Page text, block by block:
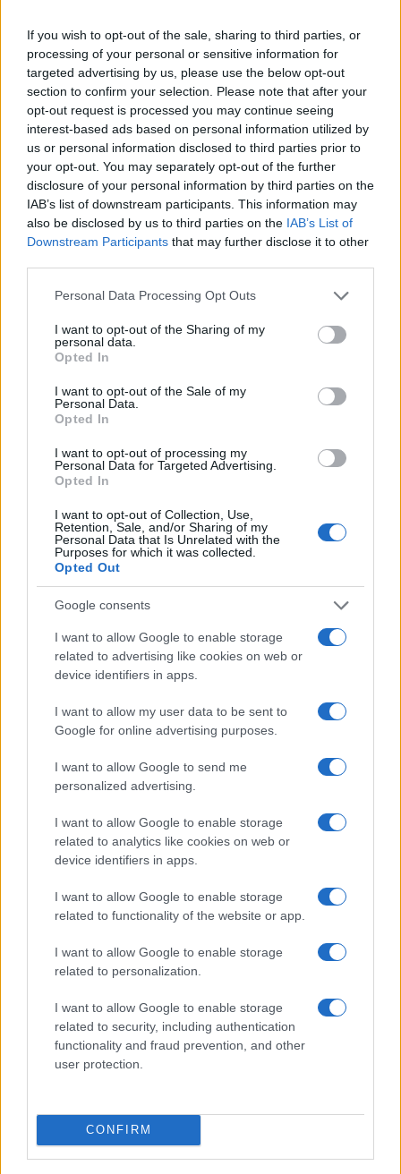
If you wish to opt-out of the sale, sharing to third parties, or
processing of your personal or sensitive information for
targeted advertising by us, please use the below opt-out
section to confirm your selection. Please note that after your
opt-out request is processed you may continue seeing
interest-based ads based on personal information utilized by
us or personal information disclosed to third parties prior to
your opt-out. You may separately opt-out of the further
disclosure of your personal information by third parties on the
IAB’s list of downstream participants. This information may
also be disclosed by us to third parties on the IAB’s List of
Downstream Participants that may further disclose it to other
Please note that this website/app uses one or more Google
not limited to your visit or usage behaviour. You may click to
grant or deny consent to Google and its third-party tags to
use your data for below specified purposes in below Google
consent section.
Personal Data Processing Opt Outs
I want to opt-out of the Sharing of my
personal data.
Opted In
I want to opt-out of the Sale of my
Personal Data.
Opted In
I want to opt-out of processing my
Personal Data for Targeted Advertising.
Opted In
I want to opt-out of Collection, Use,
Retention, Sale, and/or Sharing of my
Personal Data that Is Unrelated with the
Purposes for which it was collected.
Opted Out
Google consents
I want to allow Google to enable storage
related to advertising like cookies on web or
device identifiers in apps.
I want to allow my user data to be sent to
Google for online advertising purposes.
I want to allow Google to send me
personalized advertising.
I want to allow Google to enable storage
related to analytics like cookies on web or
device identifiers in apps.
I want to allow Google to enable storage
related to functionality of the website or app.
I want to allow Google to enable storage
related to personalization.
I want to allow Google to enable storage
related to security, including authentication
functionality and fraud prevention, and other
user protection.
CONFIRM
Χρηματοδότηση 8 εκατ.
ευρώ σε 843 μέσα
ενημέρωσης- Ξεκίνησε το
πενταετές πρόγραμμα
ενίσχυσης του Τύπου
Media: Με ενίσχυση 8 εκατ.
ευρώ σε 451 επιχειρήσεις
εισφορών ΕΔΟΕΑΠ
IAB Hellas: Νέα Διοικούσα Επιτροπή και νέο Διοικητικό
Συμβούλιο - Πρόεδρος ο Γαληνός Γιαγλής
Νέο Audi A2 e-tron με
στόχο την κορυφή της
αποδοτικότητας
Η Chery επενδύει 75 εκατ.
Το FIAT 500 Hybrid τώρα από 18.990 ευρώ
EuroLeague: Οι
ενθουσιώδεις
πρωτοεμφανιζόμενοι
Ευρωπαϊκό Κορασίδων Β'
HELLENiQ ENERGY: Κέρδη 393 εκατ. ευρώ στο α' εξάμηνο –
Στα 734 εκατ. ευρώ τα EBITDA